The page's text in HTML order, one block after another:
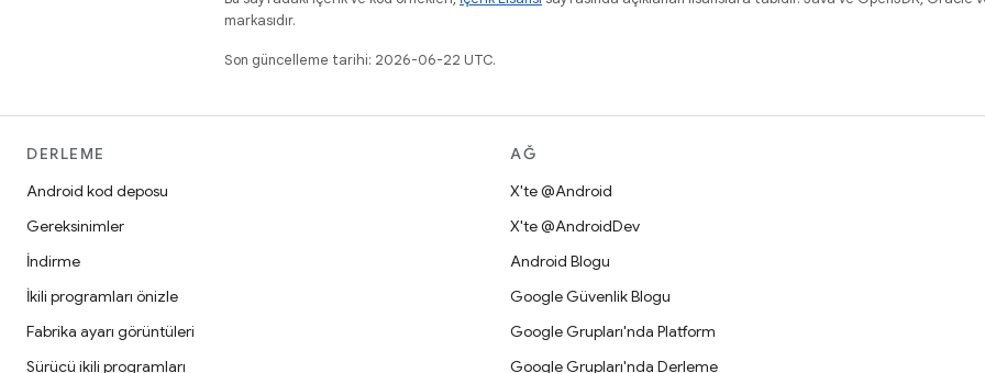
markasıdır.
Son güncelleme tarihi: 2026-06-22 UTC.
DERLEME
Android kod deposu
Gereksinimler
İndirme
İkili programları önizle
Fabrika ayarı görüntüleri
Sürücü ikili programları
AĞ
X'te @Android
X'te @AndroidDev
Android Blogu
Google Güvenlik Blogu
Google Grupları'nda Platform
Google Grupları'nda Derleme